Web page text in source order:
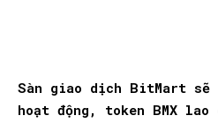
Sàn giao dịch BitMart sẽ
hoạt động, token BMX lao